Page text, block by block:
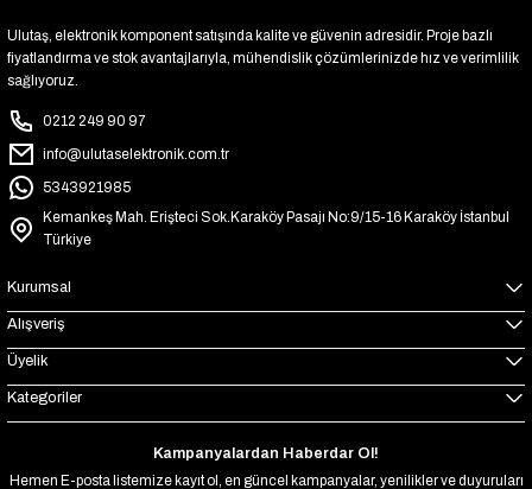
Ulutaş, elektronik komponent satışında kalite ve güvenin adresidir. Proje bazlı
fiyatlandırma ve stok avantajlarıyla, mühendislik çözümlerinizde hız ve verimlilik
sağlıyoruz.
0212 249 90 97
info@ulutaselektronik.com.tr
5343921985
Kemankeş Mah. Erişteci Sok.Karaköy Pasajı No:9/15-16 Karaköy İstanbul
Türkiye
Kurumsal
Alışveriş
Üyelik
Kategoriler
Kampanyalardan Haberdar Ol!
Hemen E-posta listemize kayıt ol, en güncel kampanyalar, yenilikler ve duyuruları